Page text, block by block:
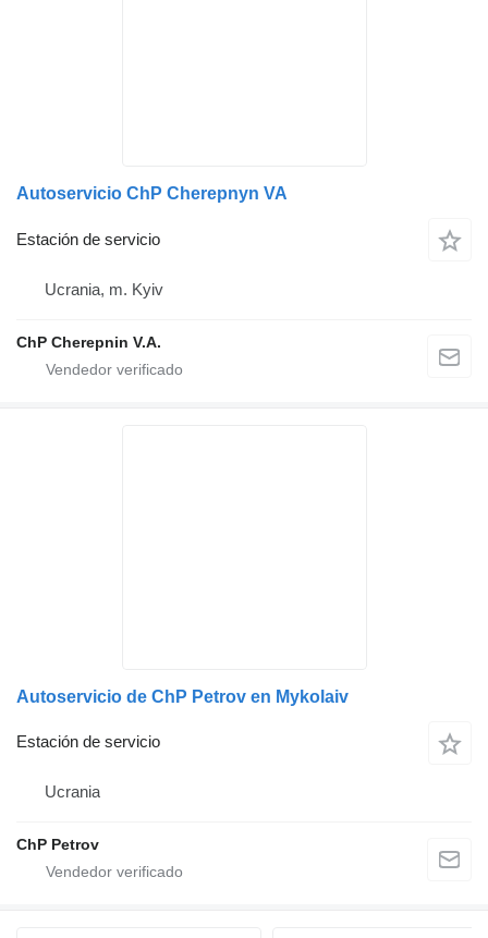
Autoservicio ChP Cherepnyn VA
Estación de servicio
Ucrania, m. Kyiv
ChP Cherepnin V.A.
Autoservicio de ChP Petrov en Mykolaiv
Estación de servicio
Ucrania
ChP Petrov